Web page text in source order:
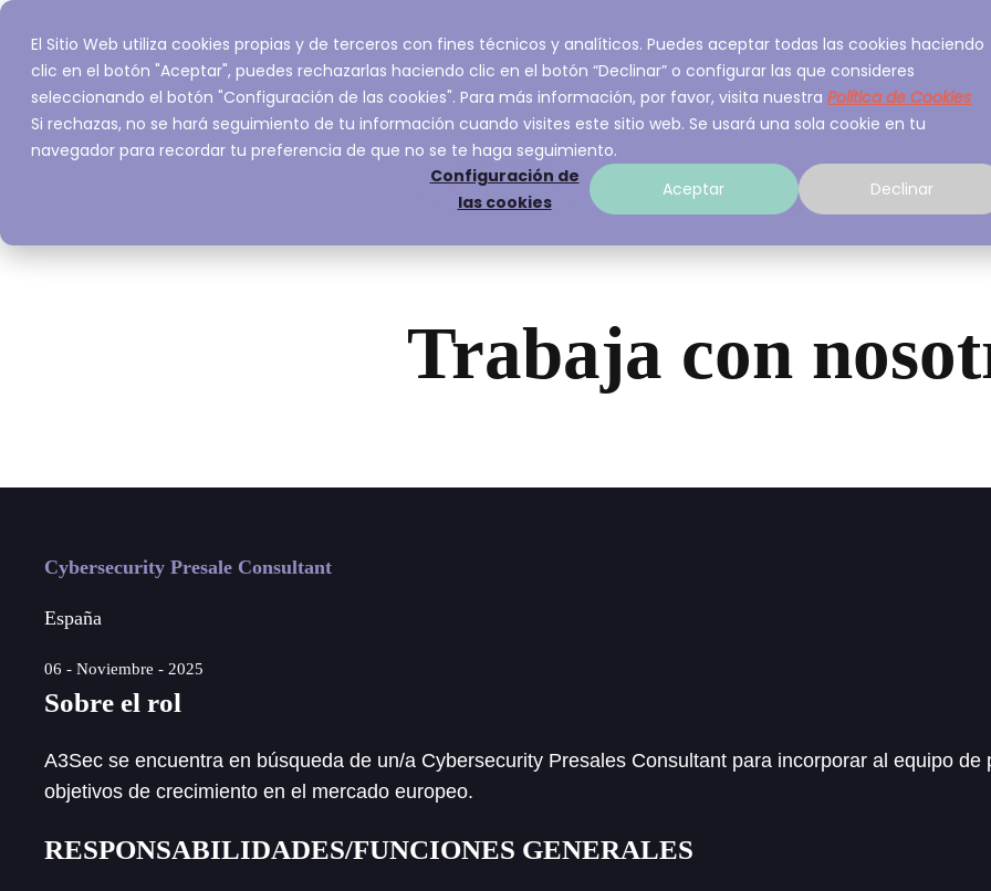
El Sitio Web utiliza cookies propias y de terceros con fines técnicos y analíticos. Puedes aceptar todas las cookies haciendo
clic en el botón "Aceptar", puedes rechazarlas haciendo clic en el botón “Declinar” o configurar las que consideres
seleccionando el botón "Configuración de las cookies". Para más información, por favor, visita nuestra Política de Cookies
Si rechazas, no se hará seguimiento de tu información cuando visites este sitio web. Se usará una sola cookie en tu
navegador para recordar tu preferencia de que no se te haga seguimiento.
Configuración de
las cookies
Aceptar Declinar
Inicio Servicios Sobre A3Sec Experiencia Recursos
Trabaja con
Cybersecurity Presale Consultant
España
06 - Noviembre - 2025
Sobre el rol
A3Sec se encuentra en búsqueda de un/a Cybersecurity Presales Consultant para incorporar al equipo
objetivos de crecimiento en el mercado europeo.
RESPONSABILIDADES/FUNCIONES GENERALES